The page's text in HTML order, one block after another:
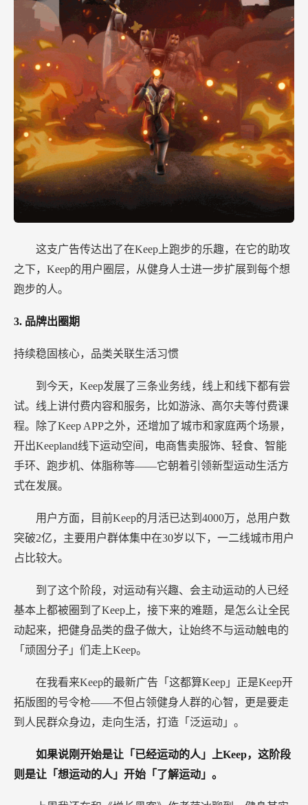
这支广告传达出了在Keep上跑步的乐趣，在它的助攻
之下，Keep的用户圈层，从健身人士进一步扩展到每个想
跑步的人。
3. 品牌出圈期
持续稳固核心，品类关联生活习惯
到今天，Keep发展了三条业务线，线上和线下都有尝
试。线上讲付费内容和服务，比如游泳、高尔夫等付费课
程。除了Keep APP之外，还增加了城市和家庭两个场景，
开出Keepland线下运动空间，电商售卖服饰、轻食、智能
手环、跑步机、体脂称等——它朝着引领新型运动生活方
式在发展。
用户方面，目前Keep的月活已达到4000万，总用户数
突破2亿，主要用户群体集中在30岁以下，一二线城市用户
占比较大。
到了这个阶段，对运动有兴趣、会主动运动的人已经
基本上都被圈到了Keep上，接下来的难题，是怎么让全民
动起来，把健身品类的盘子做大，让始终不与运动触电的
「顽固分子」们走上Keep。
在我看来Keep的最新广告「这都算Keep」正是Keep开
拓版图的号令枪——不但占领健身人群的心智，更是要走
到人民群众身边，走向生活，打造「泛运动」。
如果说刚开始是让「已经运动的人」上Keep，这阶段
则是让「想运动的人」开始「了解运动」。